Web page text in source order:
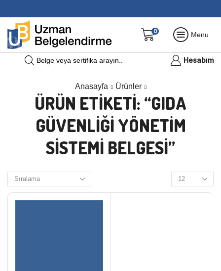
0 Menu
Belge veya sertifika arayın.. Hesabım
Anasayfa Ürünler
ÜRÜN ETIKETI: “GIDA
GÜVENLIĞI YÖNETIM
SISTEMI BELGESI”